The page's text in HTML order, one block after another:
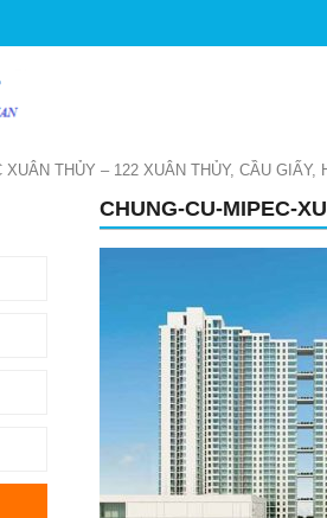
THỦY – 122 XUÂN THỦY, CẦU GIẤY,
CHUNG-CU-MIPEC-